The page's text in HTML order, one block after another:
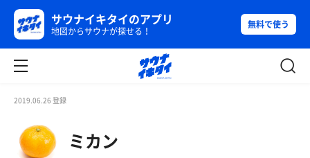
サウナイキタイのアプリ
地図からサウナが探せる！
無料で使う
2019.06.26 登録
ミカン